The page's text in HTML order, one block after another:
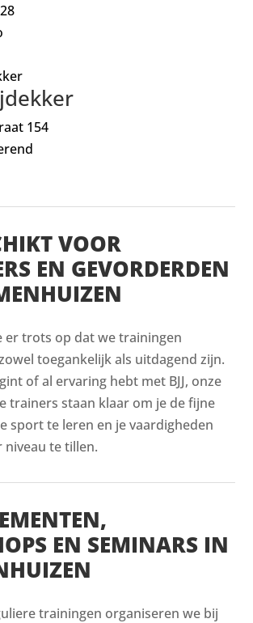
154
VOOR
EN GEVORDERDEN
er trots op dat we trainingen
toegankelijk als uitdagend zijn.
of al ervaring hebt met BJJ, onze
trainers staan klaar om je de fijne
sport te leren en je vaardigheden
niveau te tillen.
EN SEMINARS IN
trainingen organiseren we bij